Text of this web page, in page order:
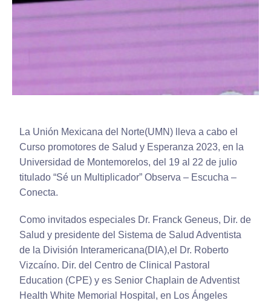
La Unión Mexicana del Norte(UMN) lleva a cabo el
Curso promotores de Salud y Esperanza 2023, en la
Universidad de Montemorelos, del 19 al 22 de julio
titulado “Sé un Multiplicador” Observa – Escucha –
Conecta.
Como invitados especiales Dr. Franck Geneus, Dir. de
Salud y presidente del Sistema de Salud Adventista
de la División Interamericana(DIA),el Dr. Roberto
Vizcaíno. Dir. del Centro de Clinical Pastoral
Education (CPE) y es Senior Chaplain de Adventist
Health White Memorial Hospital, en Los Ángeles